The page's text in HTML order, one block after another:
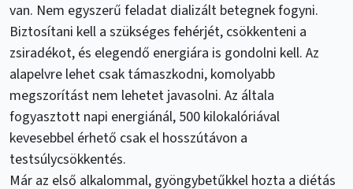
van. Nem egyszerű feladat dializált betegnek fogyni.
Biztosítani kell a szükséges fehérjét, csökkenteni a
zsiradékot, és elegendő energiára is gondolni kell. Az
alapelvre lehet csak támaszkodni, komolyabb
megszorítást nem lehetet javasolni. Az általa
fogyasztott napi energiánál, 500 kilokalóriával
kevesebbel érhető csak el hosszútávon a
testsúlycsökkentés.
Már az első alkalommal, gyöngybetűkkel hozta a diétás